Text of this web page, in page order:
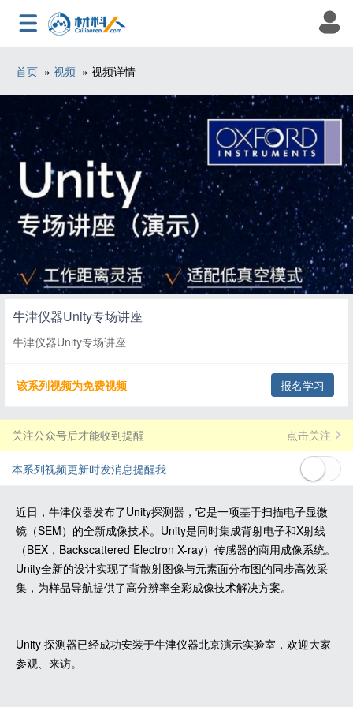
首页 » 视频 » 视频详情
牛津仪器Unity专场讲座
牛津仪器Unity专场讲座
该系列视频为免费视频 报名学习
关注公众号后才能收到提醒 点击关注
本系列视频更新时发消息提醒我
近日，牛津仪器发布了Unity探测器，它是一项基于扫描电子显微
镜（SEM）的全新成像技术。Unity是同时集成背射电子和X射线
（BEX，Backscattered Electron X-ray）传感器的商用成像系统。
Unity全新的设计实现了背散射图像与元素面分布图的同步高效采
集，为样品导航提供了高分辨率全彩成像技术解决方案。
Unity 探测器已经成功安装于牛津仪器北京演示实验室，欢迎大家
参观、来访。